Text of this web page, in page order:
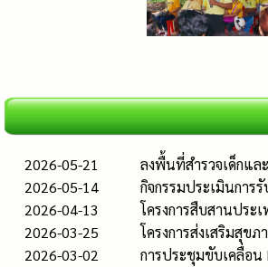
2026-05-21
ลงพื้นที่สำรวจเด็กแล
2026-05-14
กิจกรรมประเมินการ
2026-04-13
โครงการสืบสานประ
2026-03-25
โครงการส่งเสริมสุข
2026-03-02
การประชุมขับเคลื่อน